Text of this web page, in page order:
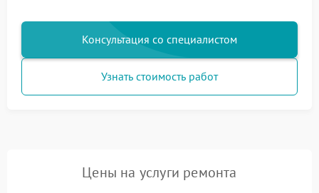
Консультация со специалистом
Узнать стоимость работ
Цены на услуги ремонта